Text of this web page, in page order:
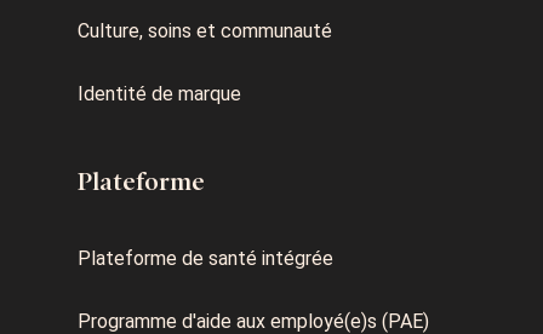
Culture, soins et communauté
Identité de marque
Plateforme
Plateforme de santé intégrée
Programme d'aide aux employé(e)s (PAE)